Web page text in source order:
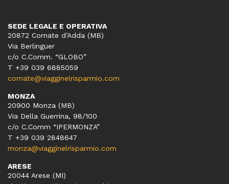
SEDE LEGALE E OPERATIVA
20872 Cornate d’Adda (MB)
Via Berlinguer
c/o C.Comm. “GLOBO”
T +39 039 6885059
cornate@viagginelrisparmio.com
MONZA
20900 Monza (MB)
Via Della Guerrina, 98/100
c/o C.Comm “IPERMONZA”
T +39 039 2848647
monza@viagginelrisparmio.com
ARESE
20044 Arese (MI)